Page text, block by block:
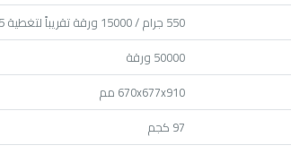
550 جرام / 15000 ورقة تقريباً لتغطية 5%
50000 ورقة
670x677x910 مم
97 كجم